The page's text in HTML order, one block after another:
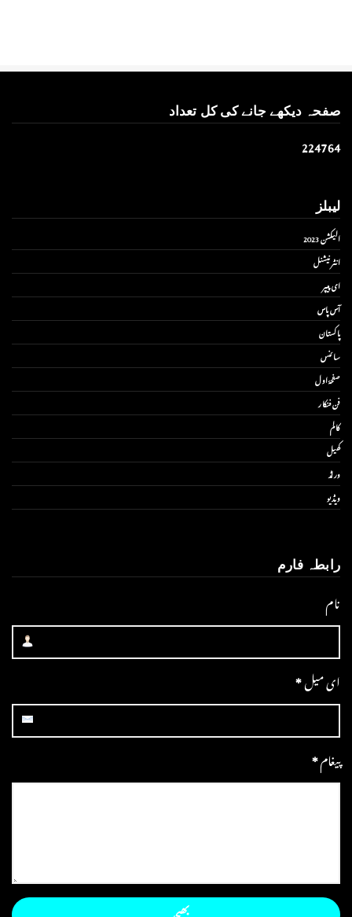
صفحہ دیکھے جانے کی کل تعداد
224764
لیبلز
الیکشن 2023
انٹر نیشنل
ای پیپر
آس پاس
پاکستان
سائنس
صفحۂ اول
فن فنکار
کالم
کھیل
ورلڈ
ویڈیو
رابطہ فارم
نام
ای میل*
پیغام*